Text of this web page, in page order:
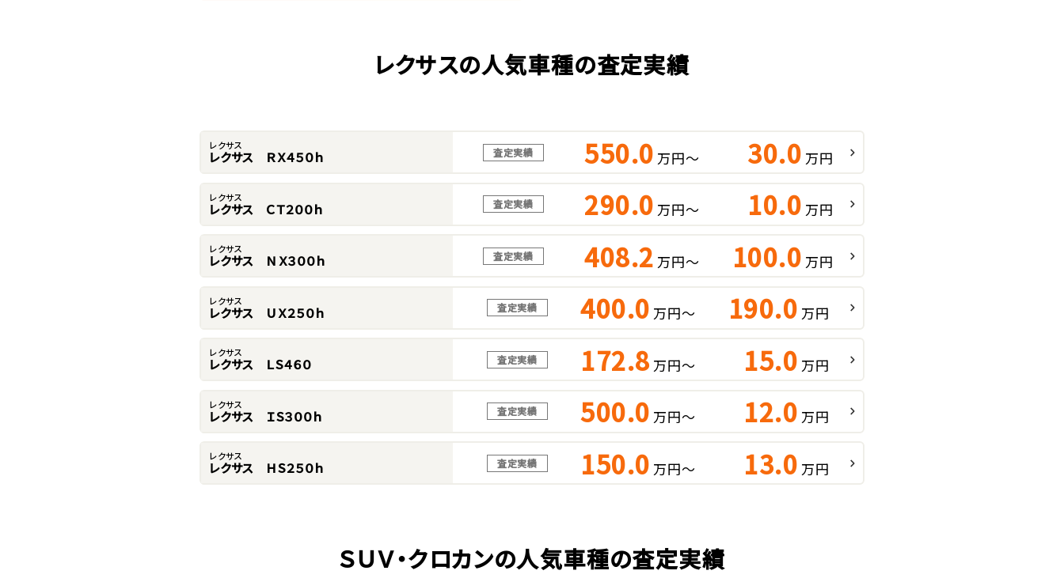
レクサスの人気車種の査定実績
レクサス
レクサス ＲＸ４５０ｈ 査定実績 550.0 万円～ 30.0 万円
レクサス
レクサス ＣＴ２００ｈ 査定実績 290.0 万円～ 10.0 万円
レクサス
レクサス ＮＸ３００ｈ 査定実績 408.2 万円～ 100.0 万円
レクサス
レクサス ＵＸ２５０ｈ 査定実績 400.0 万円～ 190.0 万円
レクサス
レクサス ＬＳ４６０ 査定実績 172.8 万円～ 15.0 万円
レクサス
レクサス ＩＳ３００ｈ 査定実績 500.0 万円～ 12.0 万円
レクサス
レクサス ＨＳ２５０ｈ 査定実績 150.0 万円～ 13.0 万円
ＳＵＶ・クロカンの人気車種の査定実績